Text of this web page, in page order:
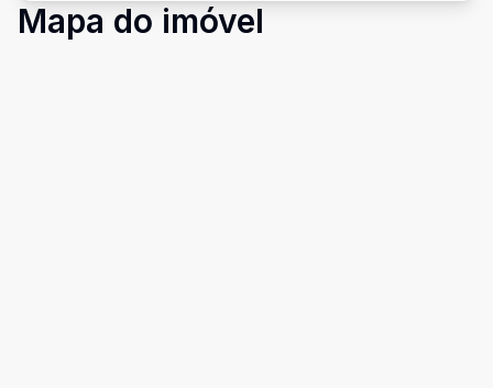
Mapa do imóvel